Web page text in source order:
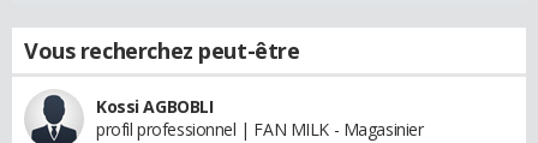
Vous recherchez peut-être
Kossi AGBOBLI
profil professionnel | FAN MILK - Magasinier